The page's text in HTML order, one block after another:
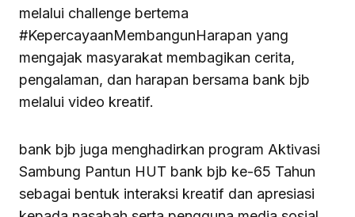
melalui challenge bertema
#KepercayaanMembangunHarapan yang
mengajak masyarakat membagikan cerita,
pengalaman, dan harapan bersama bank bjb
melalui video kreatif.
bank bjb juga menghadirkan program Aktivasi
Sambung Pantun HUT bank bjb ke-65 Tahun
sebagai bentuk interaksi kreatif dan apresiasi